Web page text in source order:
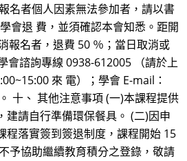
名者個人因素無法參加者，請以書
會退 費，並須確認本會知悉。距開
報名者，退費 50 ％；當日取消或
會諮詢專線 0938-612005 （請於上
來 電）；學會 E-mail：
十、 其他注意事項 (一)本課程提供
建請自行準備環保餐具。 (二)因申
程落實簽到簽退制度，課程開始 15
予協助繼續教育積分之登錄，敬請